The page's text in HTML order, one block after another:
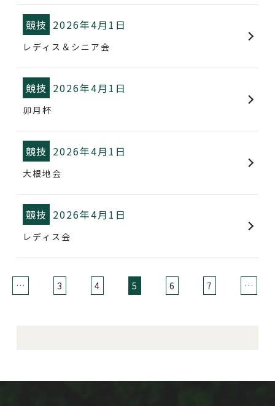
競技 2026年4月1日
レディス＆シニア会
競技 2026年4月1日
卯月杯
競技 2026年4月1日
大根地会
競技 2026年4月1日
レディス会
… 3 4 5 6 7 …